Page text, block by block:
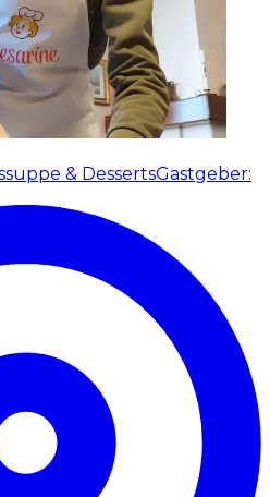
& DessertsGastgeber: